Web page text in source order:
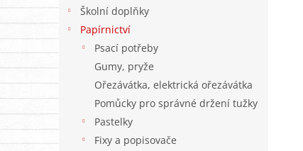
Školní doplňky
Papírnictví
Psací potřeby
Gumy, pryže
Ořezávátka, elektrická ořezávátka
Pomůcky pro správné držení tužky
Pastelky
Fixy a popisovače